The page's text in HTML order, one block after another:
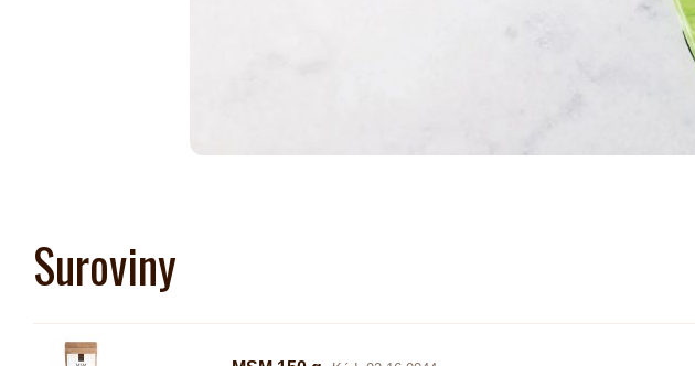
Suroviny